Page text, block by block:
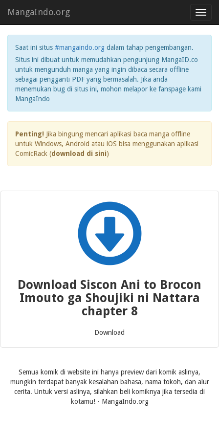
MangaIndo.org
Saat ini situs #mangaindo.org dalam tahap pengembangan.
Situs ini dibuat untuk memudahkan pengunjung MangaID.co
untuk mengunduh manga yang ingin dibaca secara offline
sebagai pengganti PDF yang bermasalah. Jika anda
menemukan bug di situs ini, mohon melapor ke fanspage kami
MangaIndo
Penting! Jika bingung mencari aplikasi baca manga offline
untuk Windows, Android atau iOS bisa menggunakan aplikasi
ComicRack (download di sini)
Download Siscon Ani to Brocon
Imouto ga Shoujiki ni Nattara
chapter 8
Download
Semua komik di website ini hanya preview dari komik aslinya,
mungkin terdapat banyak kesalahan bahasa, nama tokoh, dan alur
cerita. Untuk versi aslinya, silahkan beli komiknya jika tersedia di
kotamu! - MangaIndo.org